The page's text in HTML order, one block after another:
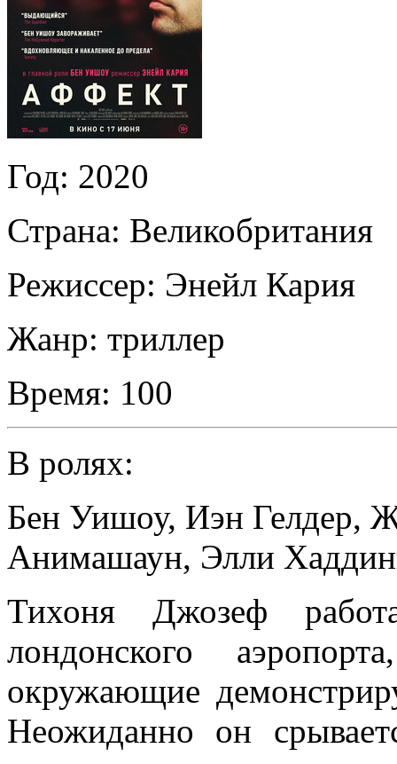
Год: 2020
Страна: Великобритания
Режиссер: Энейл Кария
Жанр: триллер
Время: 100
В ролях:
Бен Уишоу, Иэн Гелдер,
Анимашаун, Элли
Тихоня Джозеф
лондонского
окружающие
Неожиданно он